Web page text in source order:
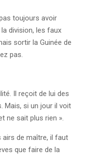
toujours avoir
division, les faux
sortir la Guinée de
pas.
Il reçoit de lui des
Mais, si un jour il voit
ne sait plus rien ».
airs de maître, il faut
que faire de la